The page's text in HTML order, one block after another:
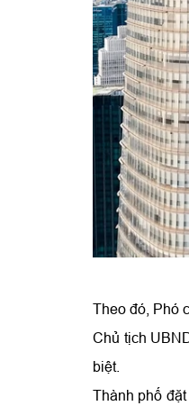
Theo đó, Phó
Chủ tịch
biệt.
Thành phố